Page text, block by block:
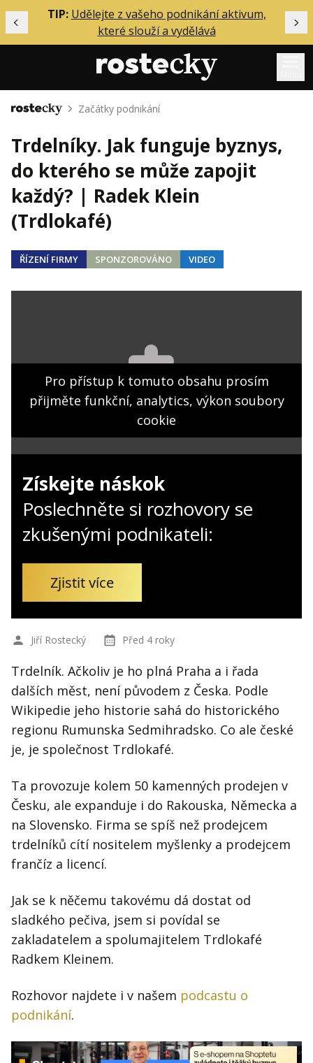
Předchozí
TIP: Udělejte z vašeho podnikání aktivum,
které slouží a vydělává
Mentoring
Podcasty
Solo
Akce
Inzerce
Přihlášení
Hledaná fráze Hledat
Domů Začátky podnikání
Trdelníky. Jak funguje byznys,
do kterého se může zapojit
každý? | Radek Klein
(Trdlokafé)
ŘÍZENÍ FIRMY SPONZOROVÁNO VIDEO
Pro přístup k tomuto obsahu prosím
přijměte funkční, analytics, výkon soubory
cookie
Získejte náskok
Poslechněte si rozhovory se
zkušenými podnikateli:
Zjistit více
Jiří Rostecký Před 4 roky
Trdelník. Ačkoliv je ho plná Praha a i řada
dalších měst, není původem z Česka. Podle
Wikipedie jeho historie sahá do historického
regionu Rumunska Sedmihradsko. Co ale české
je, je společnost Trdlokafé.
Ta provozuje kolem 50 kamenných prodejen v
Česku, ale expanduje i do Rakouska, Německa a
na Slovensko. Firma se spíš než prodejcem
trdelníků cítí nositelem myšlenky a prodejcem
frančíz a licencí.
Jak se k něčemu takovému dá dostat od
sladkého pečiva, jsem si povídal se
zakladatelem a spolumajitelem Trdlokafé
Radkem Kleinem.
Rozhovor najdete i v našem podcastu o
podnikání.